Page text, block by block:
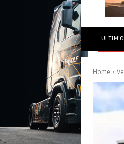
Home